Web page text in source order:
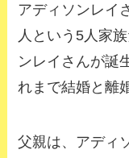
アディソンレイ
人という5人家
ンレイさんが誕
れまで結婚と離
父親は、アディ